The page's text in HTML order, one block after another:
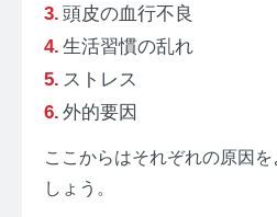
頭皮の血行不良
生活習慣の乱れ
ストレス
外的要因
ここからはそれぞれの原因
しょう。